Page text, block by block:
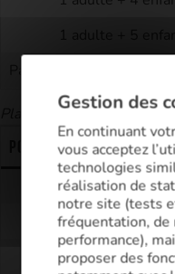
Plafonds des ressources
Pour les personnes
2 adultes
2 adultes + 1
2 adultes + 2
Gestion des
En continuant
vous acceptez
technologies
réalisation de
notre site (tests
fréquentation, de
performance),
proposer des